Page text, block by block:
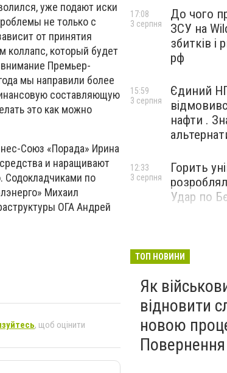
уже подают иски
не только с
от принятия
коллапс, который будет
Премьер-
мы направили более
составляющую
это как можно
Союз «Порада» Ирина
и наращивают
Содокладчиками по
Михаил
ОГА Андрей
, щоб оцінити
До чого
ЗСУ на
збитків і
рф
17:08
3 серпня
Єдиний
нафти .
15:59
3 серпня
Горить
Удар по
12:33
3 серпня
ТОП НОВИНИ
Як
відновити
новою